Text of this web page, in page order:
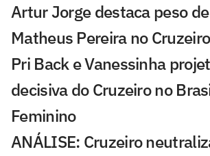
Artur Jorge destaca peso
Matheus Pereira no Cruzeiro
Pri Back e Vanessinha
decisiva do Cruzeiro no
Feminino
ANÁLISE: Cruzeiro